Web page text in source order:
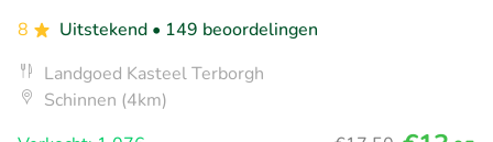
8
Uitstekend • 149 beoordelingen
Landgoed Kasteel Terborgh
Schinnen (4km)